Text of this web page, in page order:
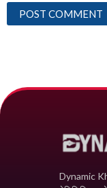
Dynamic